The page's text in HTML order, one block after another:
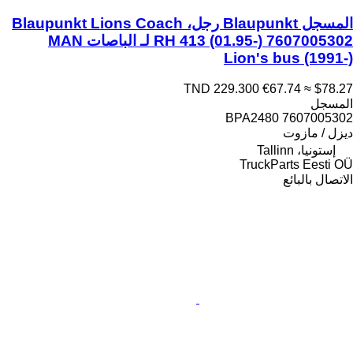
المسجل Blaupunkt رجل، Blaupunkt Lions Coach
RH 413 (01.95-) 7607005302 لـ الباصات MAN
Lion's bus (1991-)
TND 229.300 €67.74 ≈ $78.27
المسجل
7607005302 BPA2480
ديزل / مازوت
إستونيا، Tallinn
TruckParts Eesti OÜ
الاتصال بالبائع